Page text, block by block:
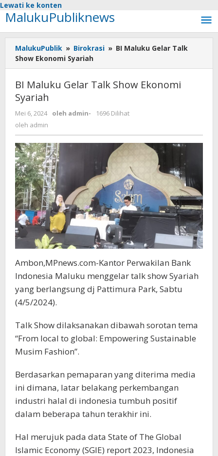
Lewati ke konten
MalukuPubliknews
MalukuPublik » Birokrasi » BI Maluku Gelar Talk
Show Ekonomi Syariah
BI Maluku Gelar Talk Show Ekonomi
Syariah
Mei 6, 2024 oleh admin-
1696 Dilihat
oleh admin
Ambon,MPnews.com-Kantor Perwakilan Bank
Indonesia Maluku menggelar talk show Syariah
yang berlangsung dj Pattimura Park, Sabtu
(4/5/2024).
Talk Show dilaksanakan dibawah sorotan tema
“From local to global: Empowering Sustainable
Musim Fashion”.
Berdasarkan pemaparan yang diterima media
ini dimana, latar belakang perkembangan
industri halal di indonesia tumbuh positif
dalam beberapa tahun terakhir ini.
Hal merujuk pada data State of The Global
Islamic Economy (SGIE) report 2023, Indonesia